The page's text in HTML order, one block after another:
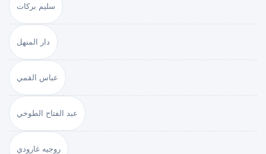
سليم بركات
دار المنهل
عباس القمي
عبد الفتاح الطوخي
روجيه غارودي